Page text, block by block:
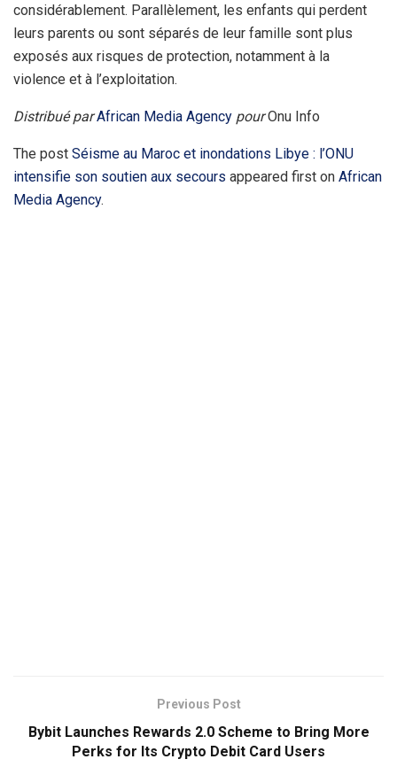
considérablement. Parallèlement, les enfants qui perdent
leurs parents ou sont séparés de leur famille sont plus
exposés aux risques de protection, notamment à la
violence et à l’exploitation.
Distribué parAfrican Media Agency pourOnu Info
The post Séisme au Maroc et inondations Libye : l’ONU
intensifie son soutien aux secours appeared first on African
Media Agency.
Previous Post
Bybit Launches Rewards 2.0 Scheme to Bring More
Perks for Its Crypto Debit Card Users